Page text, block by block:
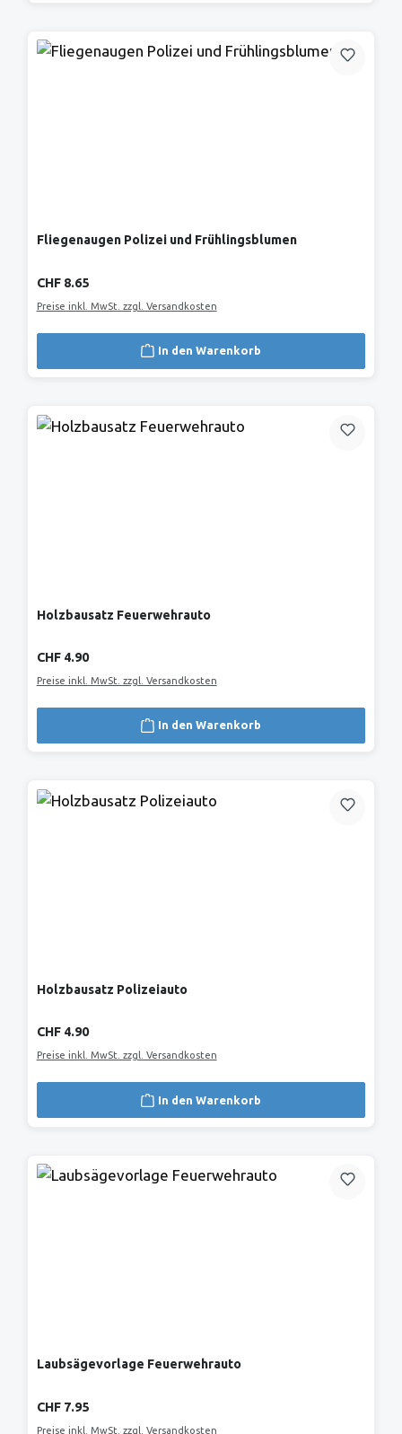
Fliegenaugen Polizei und Frühlingsblumen
Regulärer Preis:
CHF 8.65
Preise inkl. MwSt. zzgl. Versandkosten
In den Warenkorb
Holzbausatz Feuerwehrauto
Regulärer Preis:
CHF 4.90
Preise inkl. MwSt. zzgl. Versandkosten
In den Warenkorb
Holzbausatz Polizeiauto
Regulärer Preis:
CHF 4.90
Preise inkl. MwSt. zzgl. Versandkosten
In den Warenkorb
Laubsägevorlage Feuerwehrauto
Regulärer Preis:
CHF 7.95
Preise inkl. MwSt. zzgl. Versandkosten